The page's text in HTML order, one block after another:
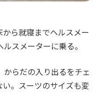
ら就寝までヘルスメー
スメーターに乗る。
からだの入り出るをチェ
い。スーツのサイズも変